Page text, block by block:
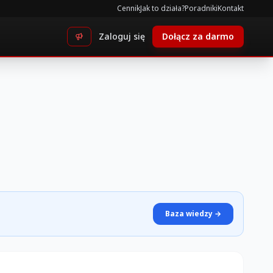
CennikJak to działa?PoradnikiKontakt
Zaloguj się Dołącz za darmo
Baza wiedzy →